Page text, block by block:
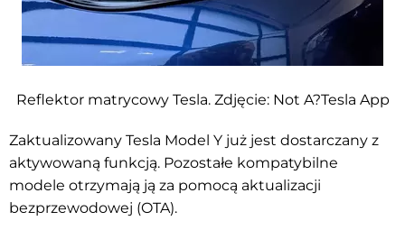
Reflektor matrycowy Tesla. Zdjęcie: Not A?Tesla App
Zaktualizowany Tesla Model Y już jest dostarczany z
aktywowaną funkcją. Pozostałe kompatybilne
modele otrzymają ją za pomocą aktualizacji
bezprzewodowej (OTA).